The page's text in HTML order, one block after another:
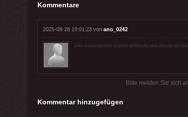
Kommentare
2025-08-28 19:01:23 von ano_0242
Der Kommentar wurde entfernt, der Inhalt ist
Bitte melden Sie sich
Kommentar hinzugefügen